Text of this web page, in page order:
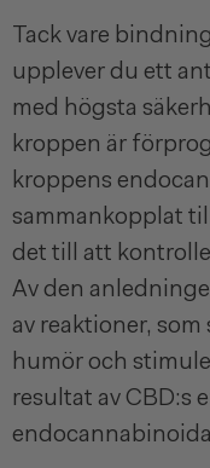
Tack vare
upplever du ett
med högsta
kroppen är
kroppens
sammankopplat
det till att
Av den
av reaktioner,
humör och
resultat av CBD:s